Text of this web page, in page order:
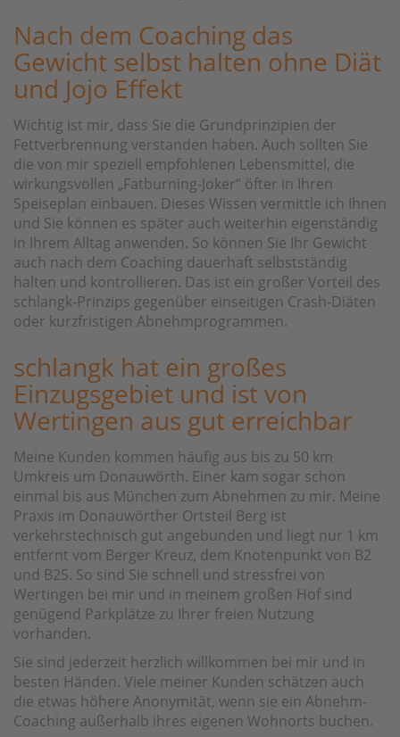
Nach dem Coaching das
Gewicht selbst halten ohne Diät
und Jojo Effekt
Wichtig ist mir, dass Sie die Grundprinzipien der
Fettverbrennung verstanden haben. Auch sollten Sie
die von mir speziell empfohlenen Lebensmittel, die
wirkungsvollen „Fatburning-Joker“ öfter in Ihren
Speiseplan einbauen. Dieses Wissen vermittle ich Ihnen
und Sie können es später auch weiterhin eigenständig
in Ihrem Alltag anwenden. So können Sie Ihr Gewicht
auch nach dem Coaching dauerhaft selbstständig
halten und kontrollieren. Das ist ein großer Vorteil des
schlangk-Prinzips gegenüber einseitigen Crash-Diäten
oder kurzfristigen Abnehmprogrammen.
schlangk hat ein großes
Einzugsgebiet und ist von
Wertingen aus gut erreichbar
Meine Kunden kommen häufig aus bis zu 50 km
Umkreis um Donauwörth. Einer kam sogar schon
einmal bis aus München zum Abnehmen zu mir. Meine
Praxis im Donauwörther Ortsteil Berg ist
verkehrstechnisch gut angebunden und liegt nur 1 km
entfernt vom Berger Kreuz, dem Knotenpunkt von B2
und B25. So sind Sie schnell und stressfrei von
Wertingen bei mir und in meinem großen Hof sind
genügend Parkplätze zu Ihrer freien Nutzung
vorhanden.
Sie sind jederzeit herzlich willkommen bei mir und in
besten Händen. Viele meiner Kunden schätzen auch
die etwas höhere Anonymität, wenn sie ein Abnehm-
Coaching außerhalb ihres eigenen Wohnorts buchen.